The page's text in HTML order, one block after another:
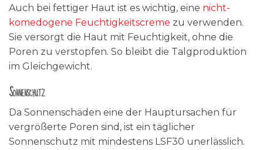
Auch bei fettiger Haut ist es wichtig, eine nicht-
komedogene Feuchtigkeitscreme zu verwenden.
Sie versorgt die Haut mit Feuchtigkeit, ohne die
Poren zu verstopfen. So bleibt die Talgproduktion
im Gleichgewicht.
Sonnenschutz
Da Sonnenschäden eine der Hauptursachen für
vergrößerte Poren sind, ist ein täglicher
Sonnenschutz mit mindestens LSF30 unerlässlich.